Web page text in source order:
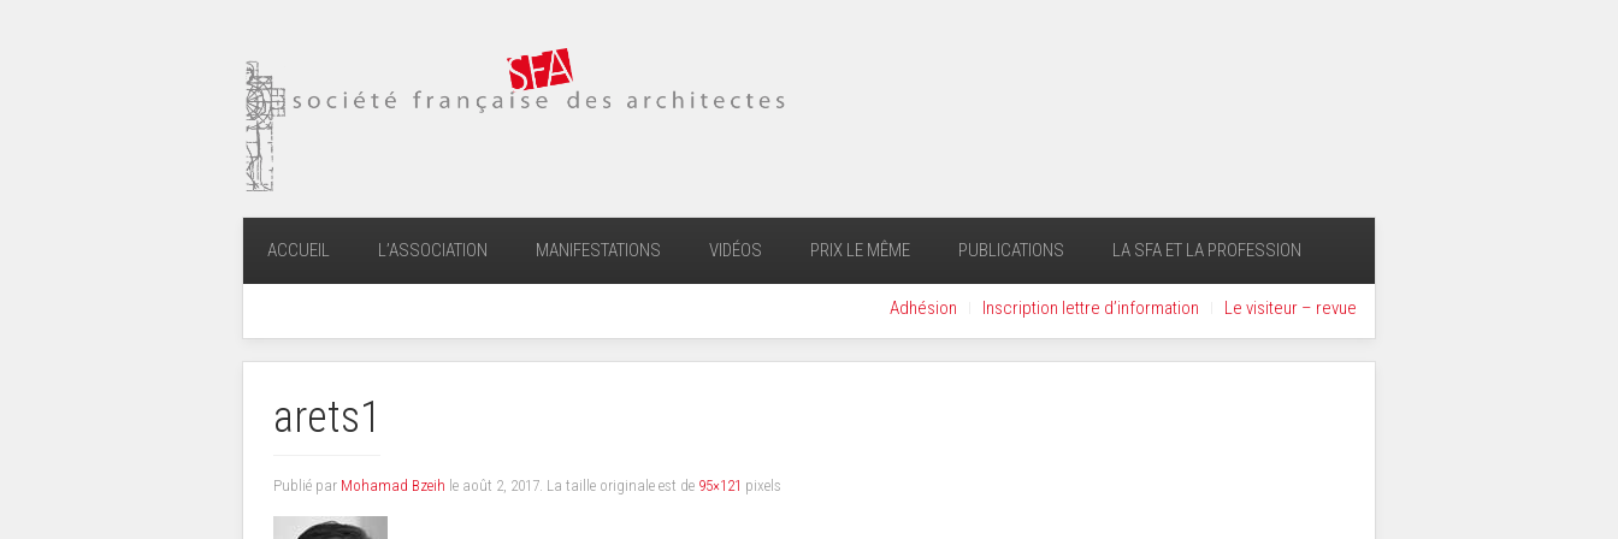
ACCUEIL L’ASSOCIATION MANIFESTATIONS VIDÉOS PRIX LE MÊME PUBLICATIONS LA SFA ET LA PROFESSION
Adhésion Inscription lettre d’information Le visiteur – revue
arets1
Publié par Mohamad Bzeih le août 2, 2017. La taille originale est de 95×121 pixels